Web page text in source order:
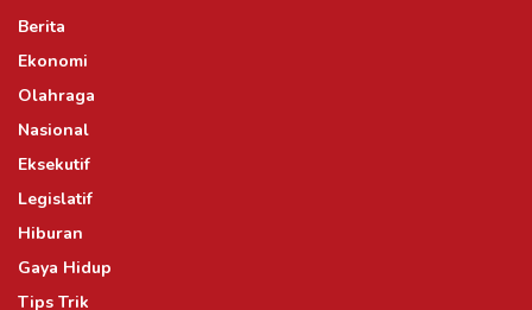
Berita
Ekonomi
Olahraga
Nasional
Eksekutif
Legislatif
Hiburan
Gaya Hidup
Tips Trik